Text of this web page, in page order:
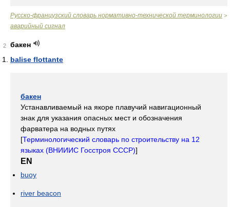
Русско-французский словарь нормативно-технической терминологии >
аварийный сигнал
2
бакен
balise flottante
бакен
Устанавливаемый на якоре плавучий навигационный
знак для указания опасных мест и обозначения
фарватера на водных путях
[Терминологический словарь по строительству на 12
языках (ВНИИИС Госстроя СССР)]
EN
buoy
river beacon